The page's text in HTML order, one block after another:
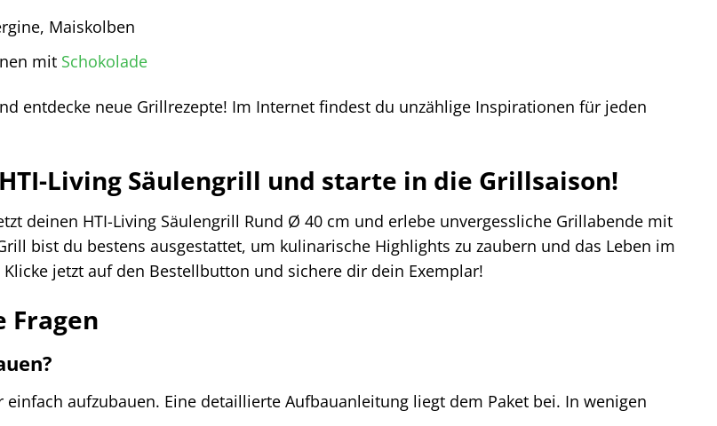
Maiskolben
mit Schokolade
entdecke neue Grillrezepte! Im Internet findest du unzählige Inspirationen für jeden
Living Säulengrill und starte in die Grillsaison!
deinen HTI-Living Säulengrill Rund Ø 40 cm und erlebe unvergessliche Grillabende mit
bist du bestens ausgestattet, um kulinarische Highlights zu zaubern und das Leben im
jetzt auf den Bestellbutton und sichere dir dein Exemplar!
Fragen
einfach aufzubauen. Eine detaillierte Aufbauanleitung liegt dem Paket bei. In wenigen